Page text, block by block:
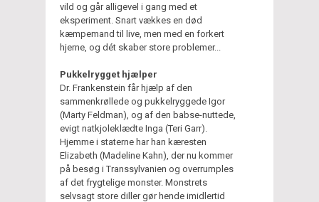
vild og går alligevel i gang med et
eksperiment. Snart vækkes en død
kæmpemand til live, men med en forkert
hjerne, og dét skaber store problemer...
Pukkelrygget hjælper
Dr. Frankenstein får hjælp af den
sammenkrøllede og pukkelryggede Igor
(Marty Feldman), og af den babse-nuttede,
evigt natkjoleklædte Inga (Teri Garr).
Hjemme i staterne har han kæresten
Elizabeth (Madeline Kahn), der nu kommer
på besøg i Transsylvanien og overrumples
af det frygtelige monster. Monstrets
selvsagt store diller gør hende imidlertid